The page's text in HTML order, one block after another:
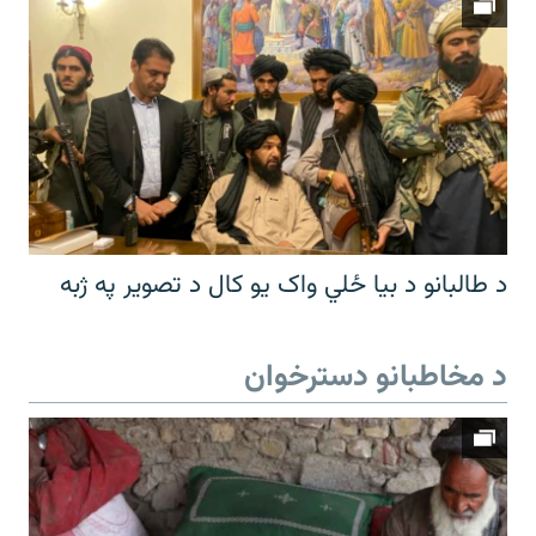
د طالبانو د بیا ځلي واک یو کال د تصویر په ژبه
د مخاطبانو دسترخوان